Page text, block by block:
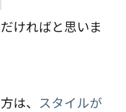
ければと思いま
は、
スタイルが